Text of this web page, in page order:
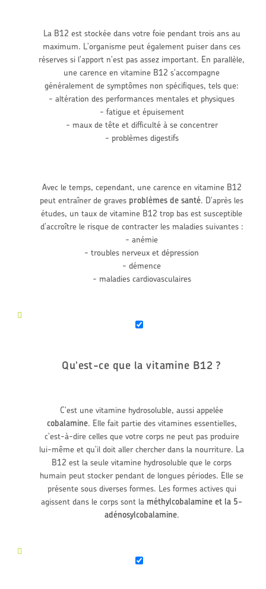
La B12 est stockée dans votre foie pendant trois ans au
maximum. L'organisme peut également puiser dans ces
réserves si l'apport n'est pas assez important. En parallèle,
une carence en vitamine B12 s'accompagne
généralement de symptômes non spécifiques, tels que:
- altération des performances mentales et physiques
- fatigue et épuisement
- maux de tête et difficulté à se concentrer
- problèmes digestifs
Avec le temps, cependant, une carence en vitamine B12
peut entraîner de gravesproblèmes de santé. D'après les
études, un taux de vitamine B12 trop bas est susceptible
d'accroître le risque de contracter les maladies suivantes :
- anémie
- troubles nerveux et dépression
- démence
- maladies cardiovasculaires
Qu'est-ce que la vitamine B12 ?
C'est une vitamine hydrosoluble, aussi appelée
cobalamine. Elle fait partie des vitamines essentielles,
c'est-à-dire celles que votre corps ne peut pas produire
lui-même et qu'il doit aller chercher dans la nourriture. La
B12 est la seule vitamine hydrosoluble que le corps
humain peut stocker pendant de longues périodes. Elle se
présente sous diverses formes. Les formes actives qui
agissent dans le corps sont laméthylcobalamine et la 5-
adénosylcobalamine.